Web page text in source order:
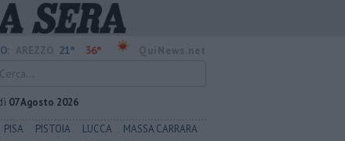
21° 36°
07 Agosto 2026
PISA PISTOIA LUCCA MASSA CARRARA